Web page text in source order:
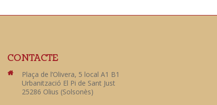
CONTACTE
Plaça de l’Olivera, 5 local A1 B1
Urbanització El Pi de Sant Just
25286 Olius (Solsonès)